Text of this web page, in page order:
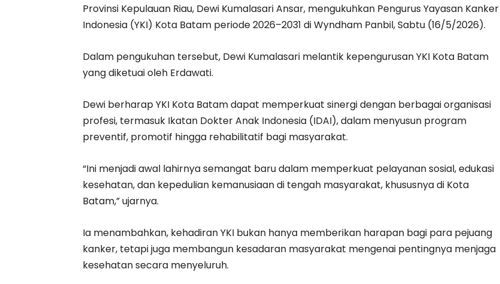
Provinsi Kepulauan Riau, Dewi Kumalasari Ansar, mengukuhkan Pengurus Yayasan Kanker
Indonesia (YKI) Kota Batam periode 2026–2031 di Wyndham Panbil, Sabtu (16/5/2026).
Dalam pengukuhan tersebut, Dewi Kumalasari melantik kepengurusan YKI Kota Batam
yang diketuai oleh Erdawati.
Dewi berharap YKI Kota Batam dapat memperkuat sinergi dengan berbagai organisasi
profesi, termasuk Ikatan Dokter Anak Indonesia (IDAI), dalam menyusun program
preventif, promotif hingga rehabilitatif bagi masyarakat.
“Ini menjadi awal lahirnya semangat baru dalam memperkuat pelayanan sosial, edukasi
kesehatan, dan kepedulian kemanusiaan di tengah masyarakat, khususnya di Kota
Batam,” ujarnya.
Ia menambahkan, kehadiran YKI bukan hanya memberikan harapan bagi para pejuang
kanker, tetapi juga membangun kesadaran masyarakat mengenai pentingnya menjaga
kesehatan secara menyeluruh.